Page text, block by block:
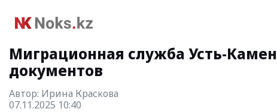
Миграционная служба Усть-
документов
Автор: Ирина Краскова
07.11.2025 10:40